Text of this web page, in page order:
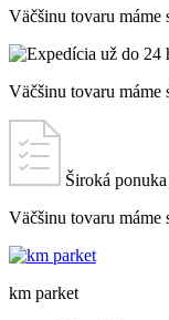
Väčšinu tovaru
Väčšinu tovaru
Široká
Väčšinu tovaru
km parket